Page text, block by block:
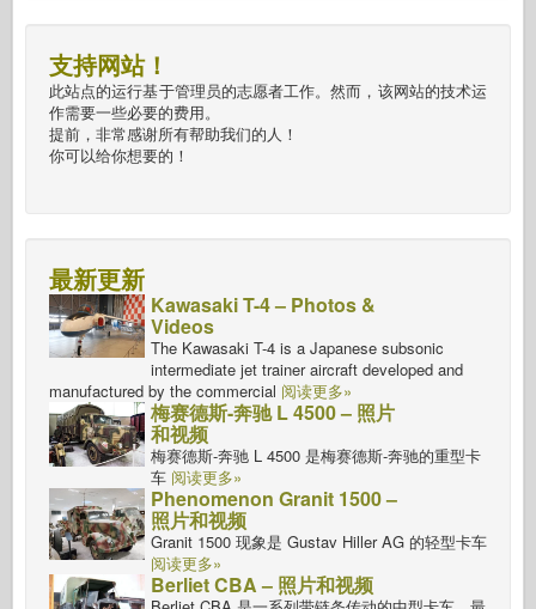
支持网站！
此站点的运行基于管理员的志愿者工作。然而，该网站的技术运
作需要一些必要的费用。
提前，非常感谢所有帮助我们的人！
你可以给你想要的！
最新更新
Kawasaki T-4 – Photos &
Videos
The Kawasaki T-4 is a Japanese subsonic
intermediate jet trainer aircraft developed and
manufactured by the commercial 阅读更多»
梅赛德斯-奔驰 L 4500 – 照片
和视频
梅赛德斯-奔驰 L 4500 是梅赛德斯-奔驰的重型卡
车 阅读更多»
Phenomenon Granit 1500 –
照片和视频
Granit 1500 现象是 Gustav Hiller AG 的轻型卡车
阅读更多»
Berliet CBA – 照片和视频